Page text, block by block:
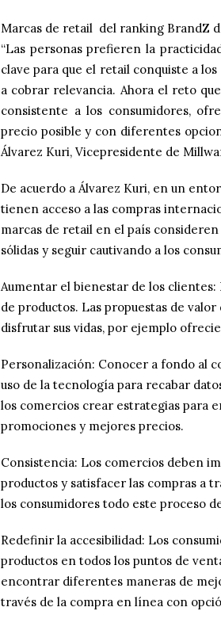
Marcas de retail del ranking BrandZ
“Las personas prefieren la
clave para que el retail conquiste a
a cobrar relevancia. Ahora el reto
consistente a los consumidores,
precio posible y con diferentes
Álvarez Kuri, Vicepresidente de
De acuerdo a Álvarez Kuri, en un
tienen acceso a las compras
marcas de retail en el país
sólidas y seguir cautivando a los
Aumentar el bienestar de los clientes:
de productos. Las propuestas de
disfrutar sus vidas, por ejemplo
Personalización: Conocer a fondo al
uso de la tecnología para recabar
los comercios crear estrategias para
promociones y mejores precios.
Consistencia: Los comercios deben
productos y satisfacer las compras a
los consumidores todo este proceso
Redefinir la accesibilidad: Los
productos en todos los puntos de
encontrar diferentes maneras de
través de la compra en línea con